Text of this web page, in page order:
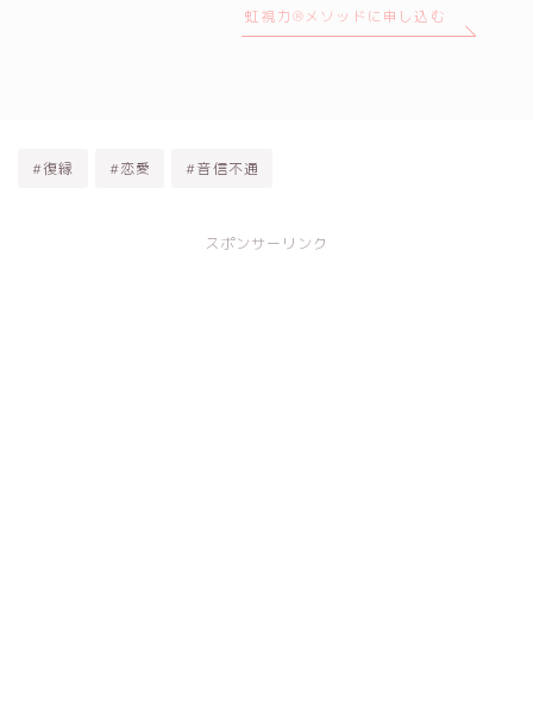
虹視力®メソッドに申し込む
#復縁 #恋愛 #音信不通
スポンサーリンク